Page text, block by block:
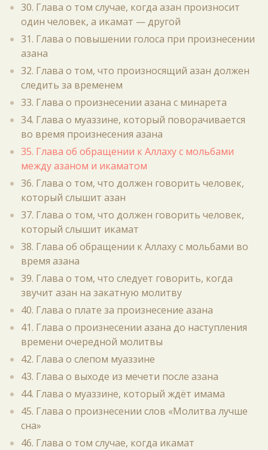
30. Глава о том случае, когда азан произносит
один человек, а икамат — другой
31. Глава о повышении голоса при произнесении
азана
32. Глава о том, что произносящий азан должен
следить за временем
33. Глава о произнесении азана с минарета
34. Глава о муаззине, который поворачивается
во время произнесения азана
35. Глава об обращении к Аллаху с мольбами
между азаном и икаматом
36. Глава о том, что должен говорить человек,
который слышит азан
37. Глава о том, что должен говорить человек,
который слышит икамат
38. Глава об обращении к Аллаху с мольбами во
время азана
39. Глава о том, что следует говорить, когда
звучит азан на закатную молитву
40. Глава о плате за произнесение азана
41. Глава о произнесении азана до наступления
времени очередной молитвы
42. Глава о слепом муаззине
43. Глава о выходе из мечети после азана
44. Глава о муаззине, который ждёт имама
45. Глава о произнесении слов «Молитва лучше
сна»
46. Глава о том случае, когда икамат